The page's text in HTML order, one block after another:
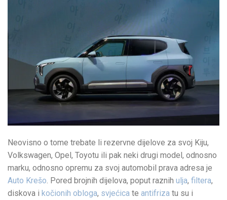
Neovisno o tome trebate li rezervne dijelove za svoj Kiju,
Volkswagen, Opel, Toyotu ili pak neki drugi model, odnosno
marku, odnosno opremu za svoj automobil prava adresa je
Auto Krešo . Pored brojnih dijelova, poput raznih ulja, filtera,
diskova i kočionih obloga, svjećica te antifriza tu su i